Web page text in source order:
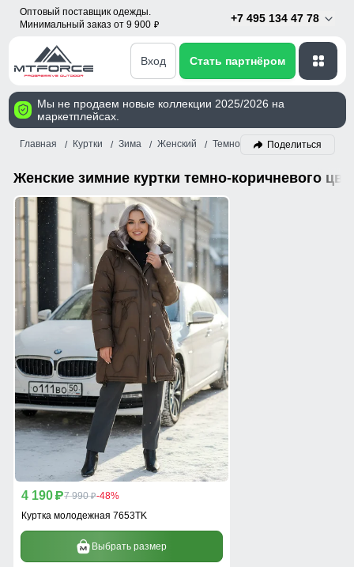
Оптовый поставщик одежды.
Минимальный заказ от 9 900 p
+7 495 134 47 78
Вход Стать партнёром
Мы не продаем новые коллекции 2025/2026 на
маркетплейсах.
Главная Куртки Зима Женский Темно-коричневый
Поделиться
Женские зимние куртки темно-коричневого
4 190 p7 990 p-48%
Куртка молодежная 7653TK
Выбрать размер